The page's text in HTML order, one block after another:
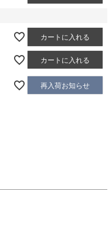
カートに入れる
カートに入れる
再入荷お知らせ